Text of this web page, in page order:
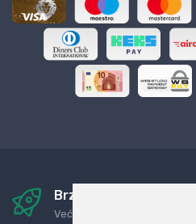
Brza i sigurna dostava
Već za nekoliko dana kod vas